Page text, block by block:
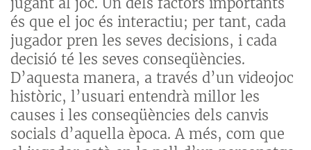
és que el joc és interactiu; per tant, cada
jugador pren les seves decisions, i cada
decisió té les seves conseqüències.
D’aquesta manera, a través d’un videojoc
històric, l’usuari entendrà millor les
causes i les conseqüències dels canvis
socials d’aquella època. A més, com que